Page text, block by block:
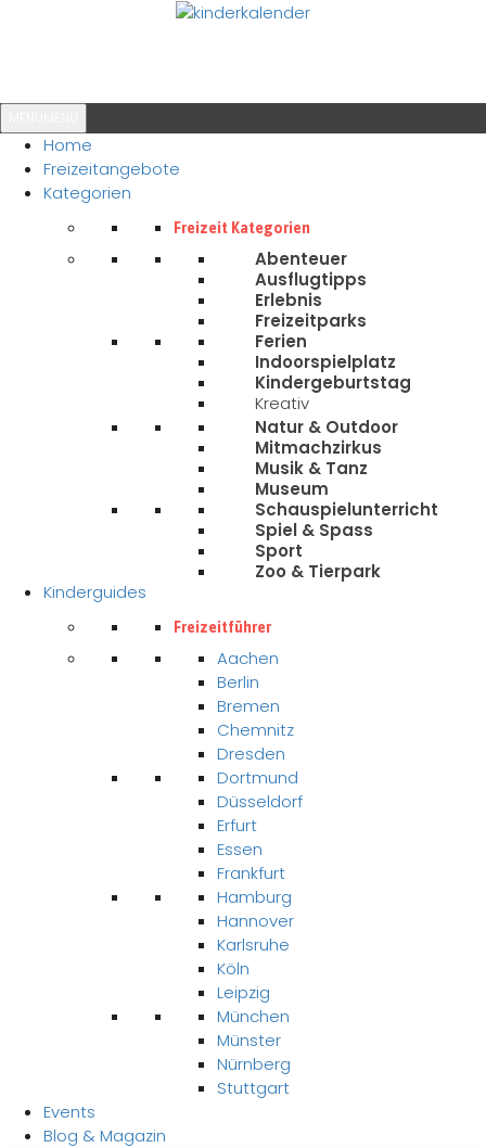
Home
Freizeitangebote
Kategorien
Freizeit Kategorien
Abenteuer
Ausflugtipps
Erlebnis
Freizeitparks
Ferien
Indoorspielplatz
Kindergeburtstag
Kreativ
Natur & Outdoor
Mitmachzirkus
Musik & Tanz
Museum
Schauspielunterricht
Spiel & Spass
Sport
Zoo & Tierpark
Kinderguides
Freizeitführer
Aachen
Berlin
Bremen
Chemnitz
Dresden
Dortmund
Düsseldorf
Erfurt
Essen
Frankfurt
Hamburg
Hannover
Karlsruhe
Köln
Leipzig
München
Münster
Nürnberg
Stuttgart
Events
Blog & Magazin